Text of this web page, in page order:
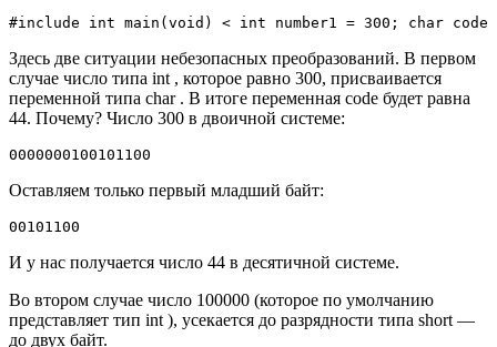
#include int main(void) < int number1 = 300; char code
Здесь две ситуации небезопасных преобразований. В первом
случае число типа int , которое равно 300, присваивается
переменной типа char . В итоге переменная code будет равна
44. Почему? Число 300 в двоичной системе:
0000000100101100
Оставляем только первый младший байт:
00101100
И у нас получается число 44 в десятичной системе.
Во втором случае число 100000 (которое по умолчанию
представляет тип int ), усекается до разрядности типа short —
до двух байт.